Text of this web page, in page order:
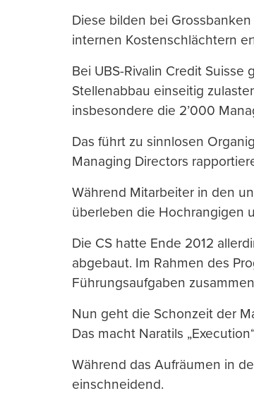
Diese bilden bei
internen Kostenschlächtern
Bei UBS-Rivalin Credit
Stellenabbau einseitig
insbesondere die 2’000
Das führt zu sinnlosen
Managing Directors
Während Mitarbeiter in den
überleben die Hochrangigen
Die CS hatte Ende 2012
abgebaut. Im Rahmen des
Führungsaufgaben
Nun geht die Schonzeit der
Das macht Naratils
Während das Aufräumen in
einschneidend.